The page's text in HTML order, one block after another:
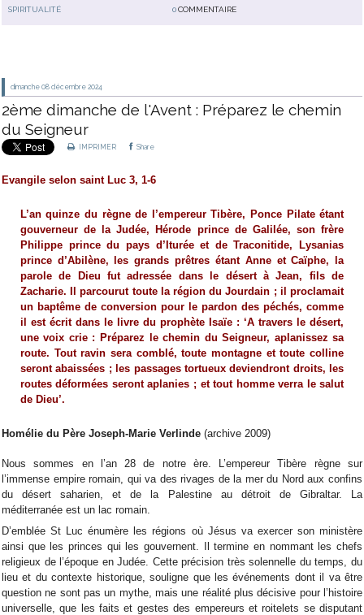
SPIRITUALITÉ
0 COMMENTAIRE
dimanche 08 décembre 2024
2ème dimanche de l'Avent : Préparez le chemin
du Seigneur
IMPRIMER Share
Evangile selon saint Luc 3, 1-6
L’an quinze du règne de l’empereur Tibère, Ponce Pilate étant
gouverneur de la Judée, Hérode prince de Galilée, son frère
Philippe prince du pays d’Iturée et de Traconitide, Lysanias
prince d’Abilène, les grands prêtres étant Anne et Caïphe, la
parole de Dieu fut adressée dans le désert à Jean, fils de
Zacharie. Il parcourut toute la région du Jourdain ; il proclamait
un baptême de conversion pour le pardon des péchés, comme
il est écrit dans le livre du prophète Isaïe : ‘A travers le désert,
une voix crie : Préparez le chemin du Seigneur, aplanissez sa
route. Tout ravin sera comblé, toute montagne et toute colline
seront abaissées ; les passages tortueux deviendront droits, les
routes déformées seront aplanies ; et tout homme verra le salut
de Dieu’.
Homélie du Père Joseph-Marie Verlinde (archive 2009)
Nous sommes en l’an 28 de notre ère. L’empereur Tibère règne sur
l’immense empire romain, qui va des rivages de la mer du Nord aux confins
du désert saharien, et de la Palestine au détroit de Gibraltar. La
méditerranée est un lac romain.
D’emblée St Luc énumère les régions où Jésus va exercer son ministère
ainsi que les princes qui les gouvernent. Il termine en nommant les chefs
religieux de l’époque en Judée. Cette précision très solennelle du temps, du
lieu et du contexte historique, souligne que les événements dont il va être
question ne sont pas un mythe, mais une réalité plus décisive pour l’histoire
universelle, que les faits et gestes des empereurs et roitelets se disputant